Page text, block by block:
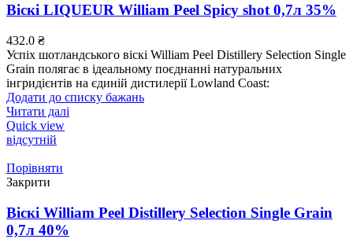
Віскі LIQUEUR William Peel Spicy shot 0,7л 35%
432.0 ₴
Успіх шотландського віскі William Peel Distillery Selection Single
Grain полягає в ідеальному поєднанні натуральних
інгридієнтів на єдиній дистилерії Lowland Coast:
Додати до списку бажань
Читати далі
Quick view
відсутній
Порівняти
Закрити
Віскі William Peel Distillery Selection Single Grain
0,7л 40%